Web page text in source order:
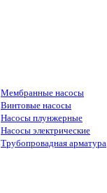
Мембранные насосы
Винтовые насосы
Насосы плунжерные
Насосы электрические
Трубопровадная арматура